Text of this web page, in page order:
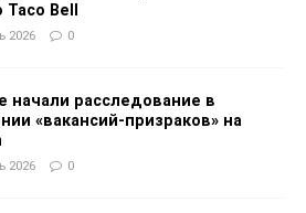
Bell
2026 0
начали расследование в
«вакансий-призраков» на
2026 0